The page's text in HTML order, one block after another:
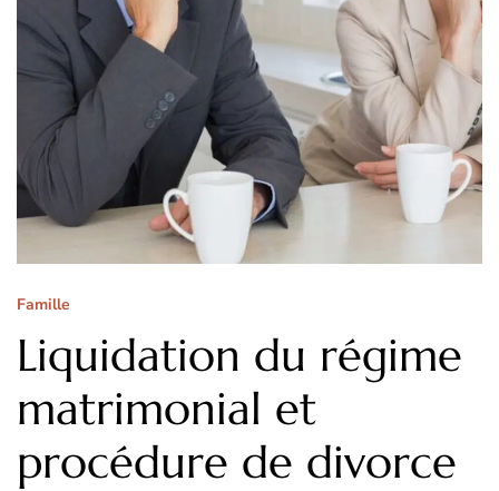
Famille
Liquidation du régime
matrimonial et
procédure de divorce